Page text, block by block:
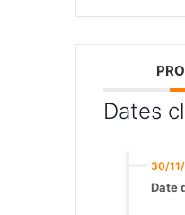
Dates
30/
Date